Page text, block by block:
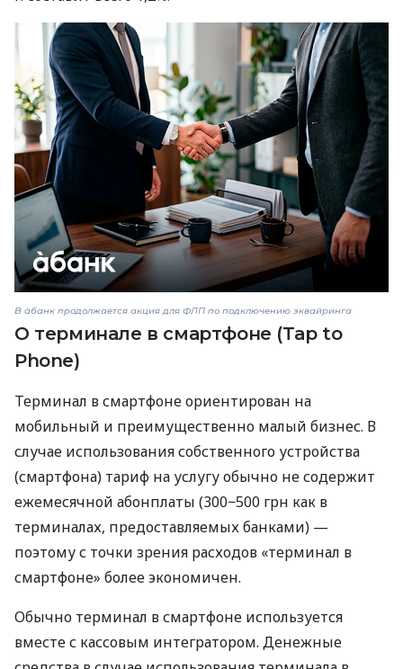
В àбанк продолжается акция для ФЛП по подключению эквайринга
О терминале в смартфоне (Tap to
Phone)
Терминал в смартфоне ориентирован на
мобильный и преимущественно малый бизнес. В
случае использования собственного устройства
(смартфона) тариф на услугу обычно не содержит
ежемесячной абонплаты (300−500 грн как в
терминалах, предоставляемых банками) —
поэтому с точки зрения расходов «терминал в
смартфоне» более экономичен.
Обычно терминал в смартфоне используется
вместе с кассовым интегратором. Денежные